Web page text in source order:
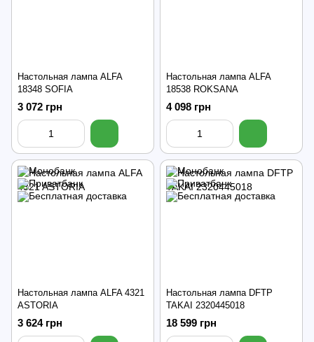
Настольная лампа ALFA
18348 SOFIA
3 072 грн
Настольная лампа ALFA
18538 ROKSANA
4 098 грн
Настольная лампа ALFA 4321
ASTORIA
3 624 грн
Настольная лампа DFTP
TAKAI 2320445018
18 599 грн